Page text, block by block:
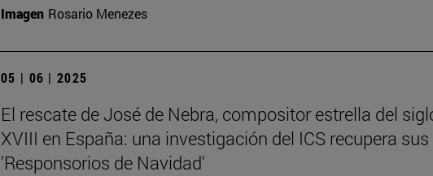
Imagen Rosario Menezes
05 | 06 | 2025
El rescate de José de Nebra, compositor estrella del
XVIII en España: una investigación del ICS recupera sus
'Responsorios de Navidad'